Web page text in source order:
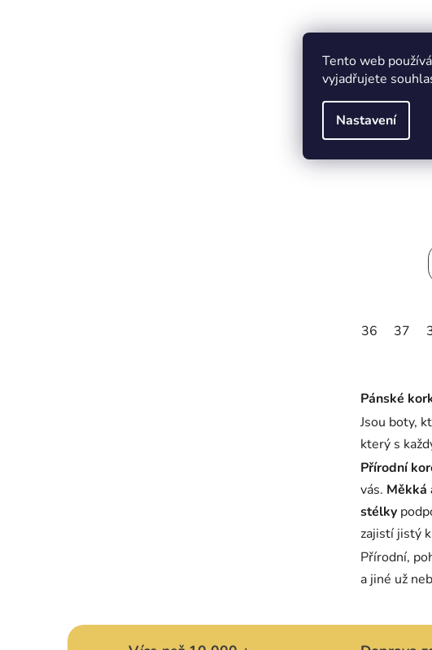
Tento web
vyjadřujete
Nastavení
Pánské
36 37
Pánské
Jsou boty,
který s
Přírodní
vás. Měkká
stélky
zajistí jistý
Přírodní,
a jiné už